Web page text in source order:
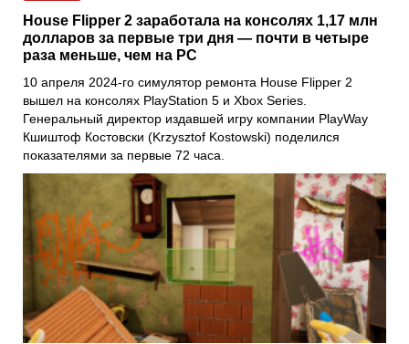
House Flipper 2 заработала на консолях 1,17 млн
долларов за первые три дня — почти в четыре
раза меньше, чем на PC
10 апреля 2024-го симулятор ремонта House Flipper 2
вышел на консолях PlayStation 5 и Xbox Series.
Генеральный директор издавшей игру компании PlayWay
Кшиштоф Костовски (Krzysztof Kostowski) поделился
показателями за первые 72 часа.